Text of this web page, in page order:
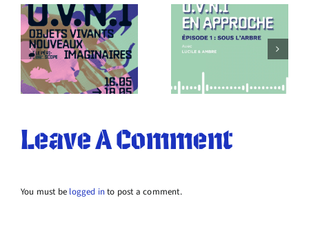
Podcast
O.V.N.I En
approche !
Le Périscope
recrute !
Leave A Comment
You must be logged into post a comment.